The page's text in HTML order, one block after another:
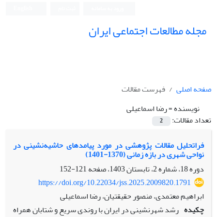
مجله مطالعات اجتماعی ایران
صفحه اصلی
فهرست مقالات
نویسنده =رضا اسماعیلی
تعداد مقالات:
2
فراتحلیل مقالات پژوهشی در مورد پیامدهای حاشیه‌نشینی در
نواحی شهری در بازه زمانی (1370-1401)
دوره 18، شماره 2، تابستان 1403، صفحه
121-152
https://doi.org/10.22034/jss.2025.2009820.1791
ابراهیم معتمدی، منصور حقیقتیان، رضا اسماعیلی
چکیده رشد شهرنشینی در ایران با روندی سریع و شتابان همراه